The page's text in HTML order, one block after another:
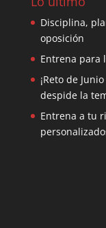
Disciplina,
oposición
Entrena para
¡Reto de
despide la
Entrena a tu